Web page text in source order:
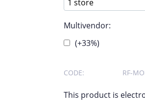
Multivendor:
(+33%)
CODE: RF-
This product is